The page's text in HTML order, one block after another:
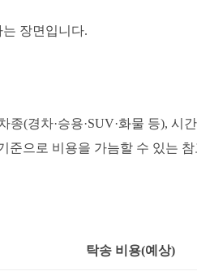
장면입니다.
(경차·승용·SUV·화물 등), 시
준으로 비용을 가늠할 수 있는
탁송 비용(예상)